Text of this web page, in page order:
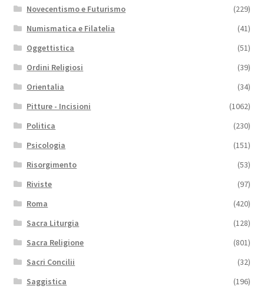
Novecentismo e Futurismo
(229)
Numismatica e Filatelia
(41)
Oggettistica
(51)
Ordini Religiosi
(39)
Orientalia
(34)
Pitture - Incisioni
(1062)
Politica
(230)
Psicologia
(151)
Risorgimento
(53)
Riviste
(97)
Roma
(420)
Sacra Liturgia
(128)
Sacra Religione
(801)
Sacri Concilii
(32)
Saggistica
(196)